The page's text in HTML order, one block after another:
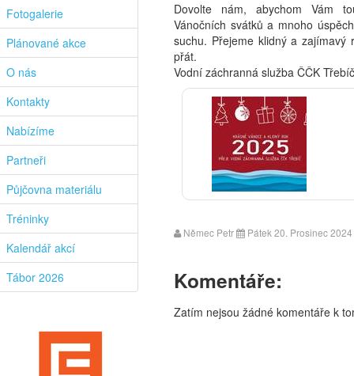
Fotogalerie
Plánované akce
O nás
Kontakty
Nabízíme
Partneři
Půjčovna materiálu
Tréninky
Kalendář akcí
Tábor 2026
Dovolte nám, abychom Vám
Vánočních svátků a mnoho
suchu. Přejeme klidný a
přát.
Vodní záchranná služba ČČK
Němec Petr Pátek 20. Prosinec
Komentáře:
Zatím nejsou žádné komentáře k